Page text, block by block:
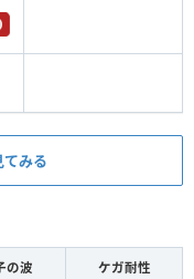
みる
の波 ケガ耐性